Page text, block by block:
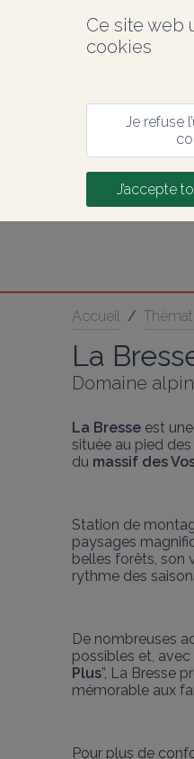
Ce site web
cookies
Je refuse
J’accepte
Accueil /
La
Domaine alpin
La Bresse est une
située au pied
du massif des
Station de
paysages
belles forêts, son
rythme des
De nombreuses
possibles et, avec
Plus”, La Bresse
mémorable aux
Pour plus de